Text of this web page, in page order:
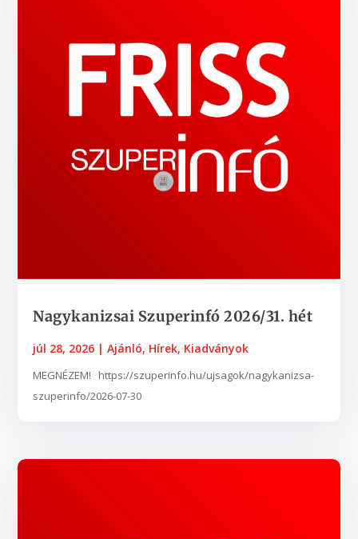
Nagykanizsai Szuperinfó 2026/31. hét
júl 28, 2026 |Ajánló, Hírek, Kiadványok
MEGNÉZEM! https://szuperinfo.hu/ujsagok/nagykanizsa-
szuperinfo/2026-07-30